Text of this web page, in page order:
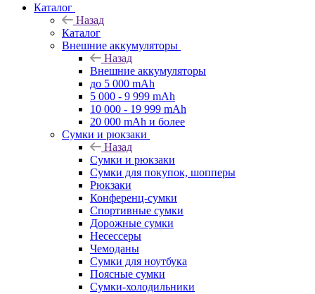
Каталог
Назад
Каталог
Внешние аккумуляторы
Назад
Внешние аккумуляторы
до 5 000 mAh
5 000 - 9 999 mAh
10 000 - 19 999 mAh
20 000 mAh и более
Сумки и рюкзаки
Назад
Сумки и рюкзаки
Сумки для покупок, шопперы
Рюкзаки
Конференц-сумки
Спортивные сумки
Дорожные сумки
Несессеры
Чемоданы
Сумки для ноутбука
Поясные сумки
Сумки-холодильники